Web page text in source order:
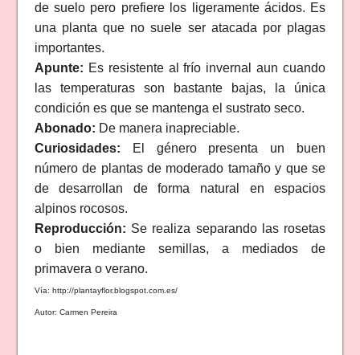
de suelo pero prefiere los ligeramente ácidos. Es
una planta que no suele ser atacada por plagas
importantes.
Apunte: Es resistente al frío invernal aun cuando
las temperaturas son bastante bajas, la única
condición es que se mantenga el sustrato seco.
Abonado: De manera inapreciable.
Curiosidades: El género presenta un buen
número de plantas de moderado tamaño y que se
de desarrollan de forma natural en espacios
alpinos rocosos.
Reproducción: Se realiza separando las rosetas
o bien mediante semillas, a mediados de
primavera o verano.
Vía: http://plantayflor.blogspot.com.es/
Autor: Carmen Pereira